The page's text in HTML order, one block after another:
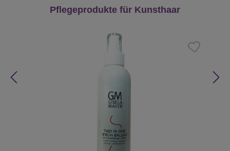
Produktgalerie überspringen
Pflegeprodukte für Kunsthaar